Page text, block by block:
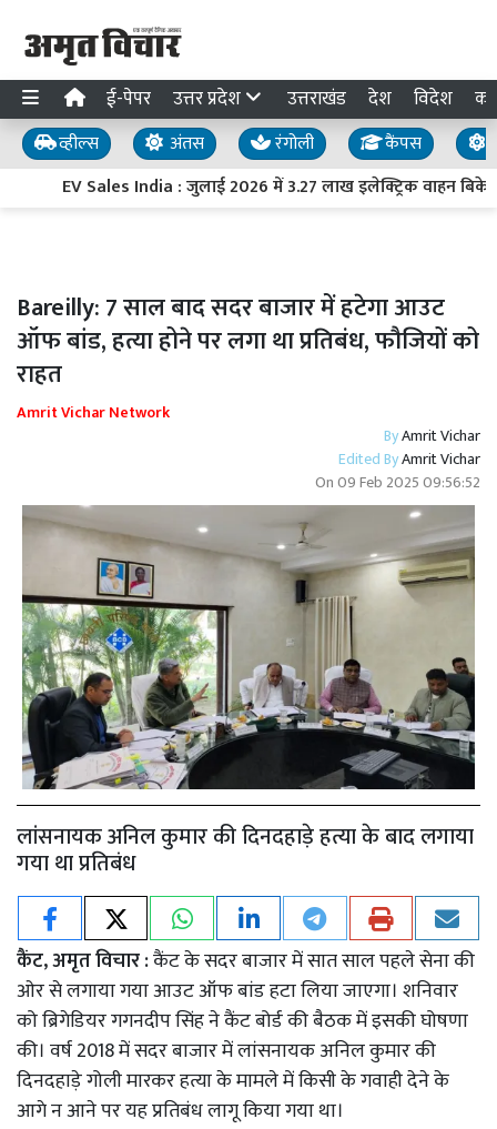
ई-पेपर उत्तर प्रदेश उत्तराखंड देश विदेश
व्हील्स अंतस रंगोली कैंपस
EV Sales India : जुलाई 2026 में 3.27 लाख इलेक्ट्रिक वाहन बिके,
Bareilly: 7 साल बाद सदर बाजार में हटेगा आउट
ऑफ बांड, हत्या होने पर लगा था प्रतिबंध, फौजियों को
राहत
Amrit Vichar Network
ByAmrit Vichar
Edited ByAmrit Vichar
On09 Feb 2025 09:56:52
लांसनायक अनिल कुमार की दिनदहाड़े हत्या के बाद लगाया
गया था प्रतिबंध
कैंट, अमृत विचार :कैंट के सदर बाजार में सात साल पहले सेना की
ओर से लगाया गया आउट ऑफ बांड हटा लिया जाएगा। शनिवार
को ब्रिगेडियर गगनदीप सिंह ने कैंट बोर्ड की बैठक में इसकी घोषणा
की। वर्ष 2018 में सदर बाजार में लांसनायक अनिल कुमार की
दिनदहाड़े गोली मारकर हत्या के मामले में किसी के गवाही देने के
आगे न आने पर यह प्रतिबंध लागू किया गया था।